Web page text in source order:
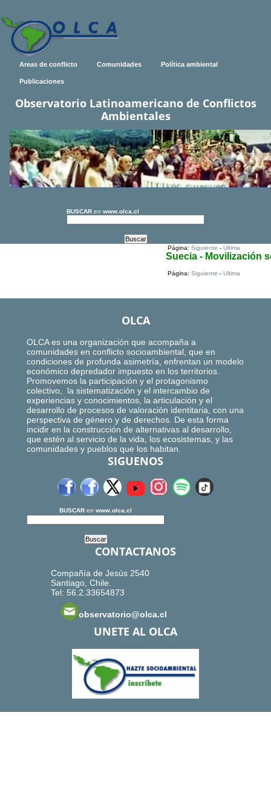
Areas de conflicto Comunidades Política ambiental
Publicaciones
Observatorio Latinoamericano de Conflictos
Ambientales
BUSCAR en www.olca.cl
Página:Siguiente -Ultima
Suecia - Movilización
Página:Siguiente -Ultima
OLCA
OLCA es una organización que acompaña a
comunidades en conflicto socioambiental, que en
condiciones de profunda asimetría, enfrentan un modelo
económico depredador impuesto en los territorios.
Promovemos la participación y el protagonismo
colectivo, la sistematización y el intercambio de
experiencias y conocimientos, la articulación y el
desarrollo de procesos de valoración identitaria, con una
perspectiva de género y de derechos. De esta forma
incidir en la construcción de alternativas al desarrollo,
que estén al servicio de la vida, los ecosistemas, y las
comunidades y pueblos que los habitan.
SIGUENOS
BUSCAR en www.olca.cl
CONTACTANOS
Compañía de Jesús 2540
Santiago, Chile.
Tel: 56.2.33654873
observatorio@olca.cl
UNETE AL OLCA